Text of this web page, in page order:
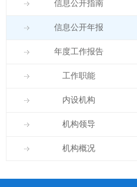
信息公开指南
信息公开年报
年度工作报告
工作职能
内设机构
机构领导
机构概况